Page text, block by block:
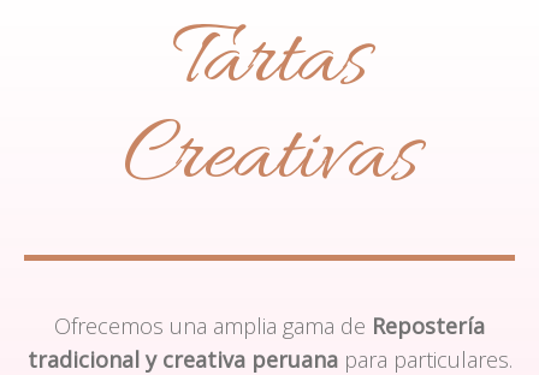
Tartas
Creativas
Ofrecemos una amplia gama de Repostería
tradicional y creativa peruanapara particulares.